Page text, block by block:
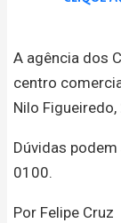
A agência dos
centro
Nilo Figueiredo,
Dúvidas
0100.
Por Felipe Cruz